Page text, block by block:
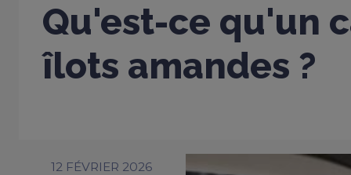
Qu'est-ce qu'un
îlots amandes ?
12 FÉVRIER 2026